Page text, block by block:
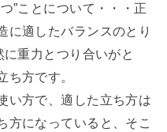
”ことについて・・・正
に適したバランスのとり
重力とつり合いがと
ち方です。
い方で、適した立ち方は
方になっていると、そこ